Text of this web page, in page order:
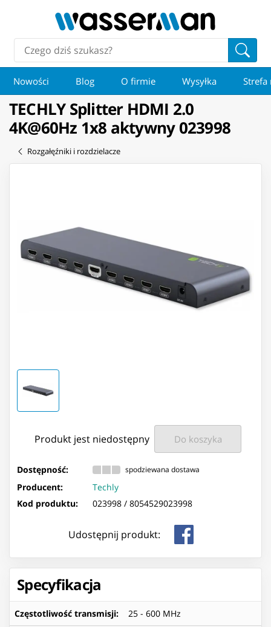
Nowości Blog O firmie Wysyłka Strefa
TECHLY Splitter HDMI 2.0
4K@60Hz 1x8 aktywny 023998
Rozgałęźniki i rozdzielacze
Produkt jest niedostępny Do koszyka
Dostępność: spodziewana dostawa
Producent:
Techly
Kod produktu:
023998 / 8054529023998
Udostępnij produkt:
Specyfikacja
Częstotliwość transmisji: 25 - 600 MHz